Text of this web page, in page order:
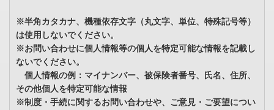
※半角カタカナ、機種依存文字（丸文字、単位、特殊記号等）
は使用しないでください。
※お問い合わせに個人情報等の個人を特定可能な情報を記載し
ないでください。
個人情報の例：マイナンバー、被保険者番号、氏名、住所、
その他個人を特定可能な情報
※制度・手続に関するお問い合わせや、ご意見・ご要望につい